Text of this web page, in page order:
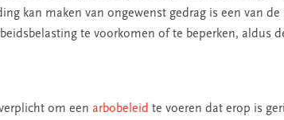
kan maken van ongewenst gedrag is een van
te voorkomen of te beperken, aldus
om een arbobeleid te voeren dat erop is